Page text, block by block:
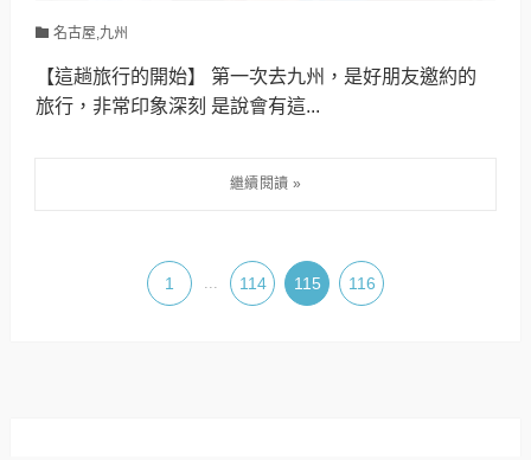
名古屋,九州
【這趟旅行的開始】 第一次去九州，是好朋友邀約的
旅行，非常印象深刻 是說會有這...
1 114 115 116